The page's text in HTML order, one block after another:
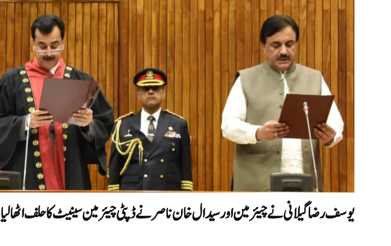
یوسف رضا گیلانی نے چیئرمین اور سیدال خان ناصر نے ڈپٹی چیئرمین سینیٹ کاحلف اٹھا لیا